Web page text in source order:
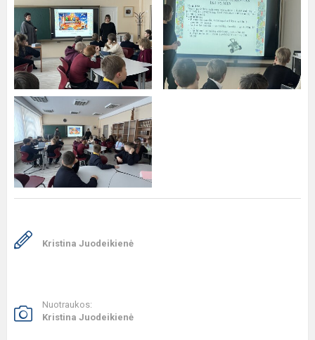
Kristina Juodeikienė
Nuotraukos:
Kristina Juodeikienė